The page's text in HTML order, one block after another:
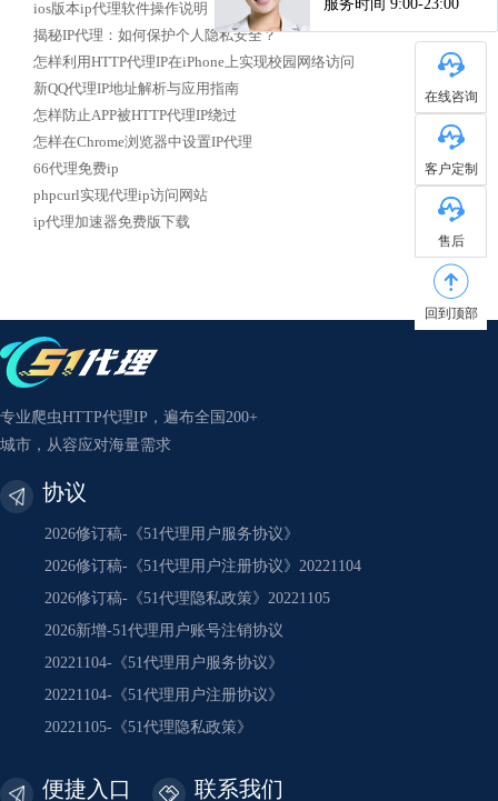
ios版本ip代理软件操作说明
揭秘IP代理：如何保护个人隐私安全？
怎样利用HTTP代理IP在iPhone上实现校园网络访问
新QQ代理IP地址解析与应用指南
怎样防止APP被HTTP代理IP绕过
怎样在Chrome浏览器中设置IP代理
66代理免费ip
phpcurl实现代理ip访问网站
ip代理加速器免费版下载
在线咨询
客户定制
售后
回到顶部
专业爬虫HTTP代理IP，遍布全国200+
城市，从容应对海量需求
协议
2026修订稿-《51代理用户服务协议》
2026修订稿-《51代理用户注册协议》20221104
2026修订稿-《51代理隐私政策》20221105
2026新增-51代理用户账号注销协议
20221104-《51代理用户服务协议》
20221104-《51代理用户注册协议》
20221105-《51代理隐私政策》
便捷入口 联系我们